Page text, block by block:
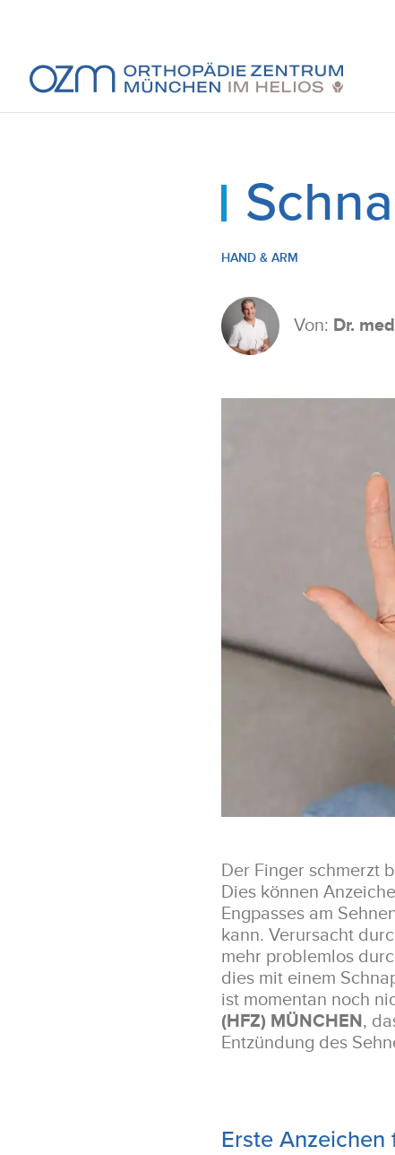
HAND & ARM
Von: Dr.
Der Finger schmerzt
Dies können
Engpasses am
kann. Verursacht
mehr problemlos
dies mit einem
ist momentan noch
(HFZ) MÜNCHEN,
Entzündung des
Erste